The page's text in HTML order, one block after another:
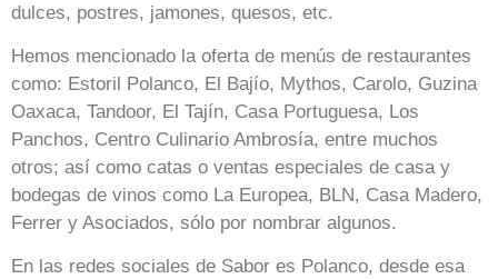
dulces, postres, jamones, quesos, etc.
Hemos mencionado la oferta de menús de restaurantes
como: Estoril Polanco, El Bajío, Mythos, Carolo, Guzina
Oaxaca, Tandoor, El Tajín, Casa Portuguesa, Los
Panchos, Centro Culinario Ambrosía, entre muchos
otros; así como catas o ventas especiales de casa y
bodegas de vinos como La Europea, BLN, Casa Madero,
Ferrer y Asociados, sólo por nombrar algunos.
En las redes sociales de Sabor es Polanco, desde esa